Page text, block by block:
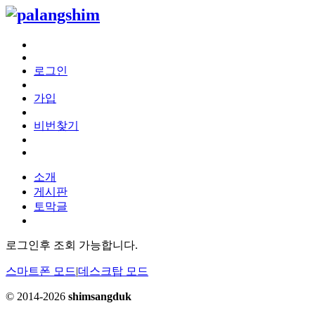
로그인
가입
비번찾기
소개
게시판
토막글
로그인후 조회 가능합니다.
스마트폰 모드|데스크탑 모드
© 2014-2026 shimsangduk